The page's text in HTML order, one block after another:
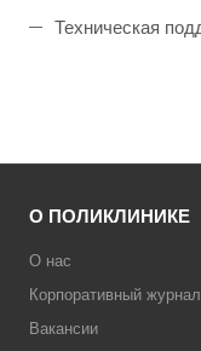
Техническая
О ПОЛИКЛИНИКЕ
О нас
Корпоративный журнал
Вакансии